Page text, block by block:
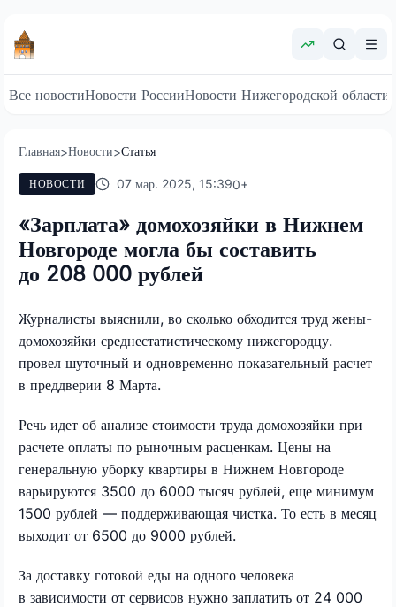
Все новостиНовости РоссииНовости Нижегородской области
Главная>Новости>Статья
НОВОСТИ 07 мар. 2025, 15:390+
«Зарплата» домохозяйки в Нижнем
Новгороде могла бы составить
до 208 000 рублей
Журналисты выяснили, во сколько обходится труд жены-
домохозяйки среднестатистическому нижегородцу.
провел шуточный и одновременно показательный расчет
в преддверии 8 Марта.
Речь идет об анализе стоимости труда домохозяйки при
расчете оплаты по рыночным расценкам. Цены на
генеральную уборку квартиры в Нижнем Новгороде
варьируются 3500 до 6000 тысяч рублей, еще минимум
1500 рублей — поддерживающая чистка. То есть в месяц
выходит от 6500 до 9000 рублей.
За доставку готовой еды на одного человека
в зависимости от сервисов нужно заплатить от 24 000